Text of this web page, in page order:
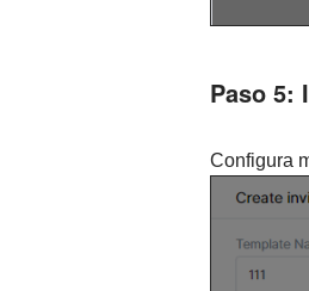
Paso 5:
Configura